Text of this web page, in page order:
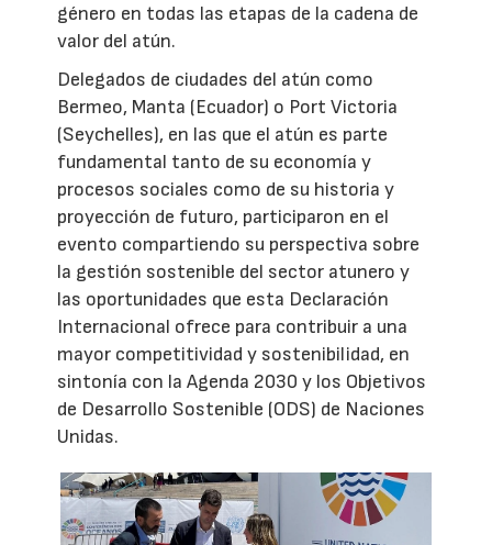
género en todas las etapas de la cadena de
valor del atún.
Delegados de ciudades del atún como
Bermeo, Manta (Ecuador) o Port Victoria
(Seychelles), en las que el atún es parte
fundamental tanto de su economía y
procesos sociales como de su historia y
proyección de futuro, participaron en el
evento compartiendo su perspectiva sobre
la gestión sostenible del sector atunero y
las oportunidades que esta Declaración
Internacional ofrece para contribuir a una
mayor competitividad y sostenibilidad, en
sintonía con la Agenda 2030 y los Objetivos
de Desarrollo Sostenible (ODS) de Naciones
Unidas.